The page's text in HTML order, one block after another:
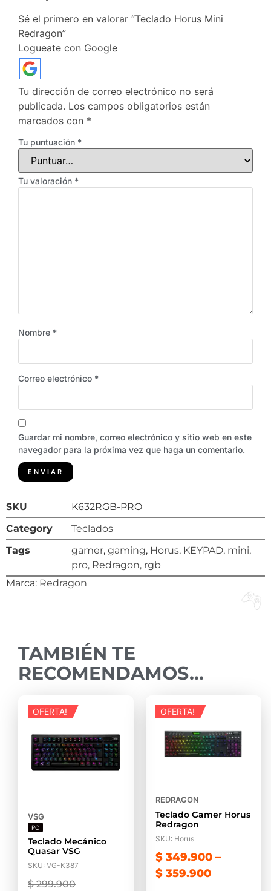
Sé el primero en valorar “Teclado Horus Mini
Redragon”
Logueate con Google
Tu dirección de correo electrónico no será
publicada. Los campos obligatorios están
marcados con *
Tu puntuación *
Tu valoración *
Nombre *
Correo electrónico *
Guardar mi nombre, correo electrónico y sitio web en este
navegador para la próxima vez que haga un comentario.
SKU
K632RGB-PRO
Category
Teclados
Tags
gamer, gaming, Horus, KEYPAD, mini,
pro, Redragon, rgb
Marca: Redragon
TAMBIÉN TE
RECOMENDAMOS…
OFERTA!
VSG
PC
Teclado Mecánico
Quasar VSG
SKU: VG-K387
$299.900
OFERTA!
REDRAGON
Teclado Gamer Horus
Redragon
SKU: Horus
$ 349.900 –
$ 359.900